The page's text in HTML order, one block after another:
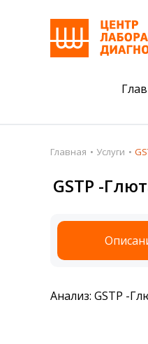
Пациентам
Акции
Подготовка к
Получить
Главная Услуги
GSTP -
Анализ: GSTP -